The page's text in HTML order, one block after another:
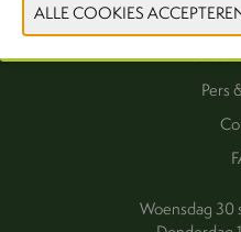
Pers
Woensdag